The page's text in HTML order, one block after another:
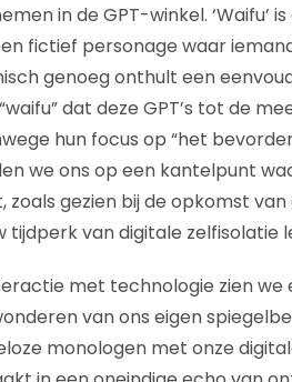
in de GPT-winkel.
fictief personage waar
genoeg onthult een
dat deze GPT’s tot de
hun focus op “het
we ons op een kantelpunt
zoals gezien bij de opkomst
tijdperk van digitale zelfisolatie
met technologie zien we
van ons eigen
monologen met onze